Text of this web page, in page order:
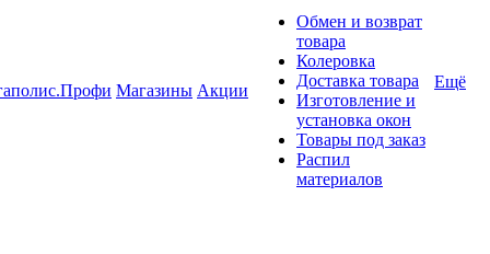
Магазины Акции
Обмен и возврат
товара
Колеровка
Доставка товара
Изготовление и
установка окон
Товары под заказ
Распил
материалов
Ещё